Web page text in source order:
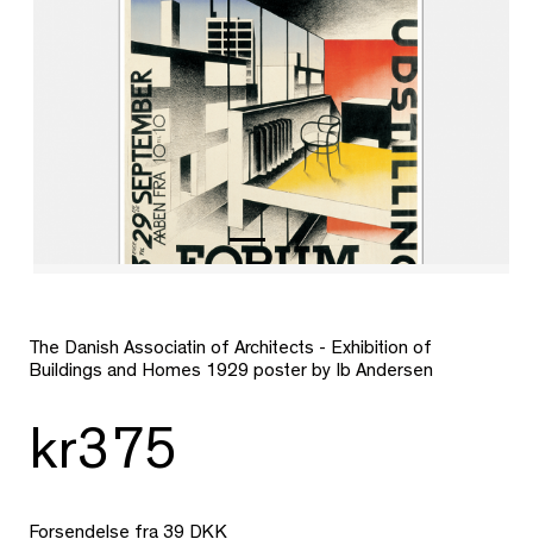
The Danish Associatin of Architects - Exhibition of
Buildings and Homes 1929 poster by Ib Andersen
kr375
Forsendelse fra 39 DKK